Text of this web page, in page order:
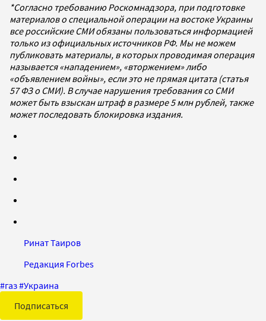
*Согласно требованию Роскомнадзора, при подготовке
материалов о специальной операции на востоке Украины
все российские СМИ обязаны пользоваться информацией
только из официальных источников РФ. Мы не можем
публиковать материалы, в которых проводимая операция
называется «нападением», «вторжением» либо
«объявлением войны», если это не прямая цитата (статья
57 ФЗ о СМИ). В случае нарушения требования со СМИ
может быть взыскан штраф в размере 5 млн рублей, также
может последовать блокировка издания.
Ринат Таиров
Редакция Forbes
#газ#Украина
Подписаться